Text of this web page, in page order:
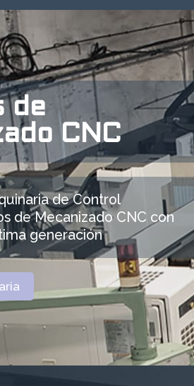
de
CNC
de Control
de Mecanizado CNC con
generación